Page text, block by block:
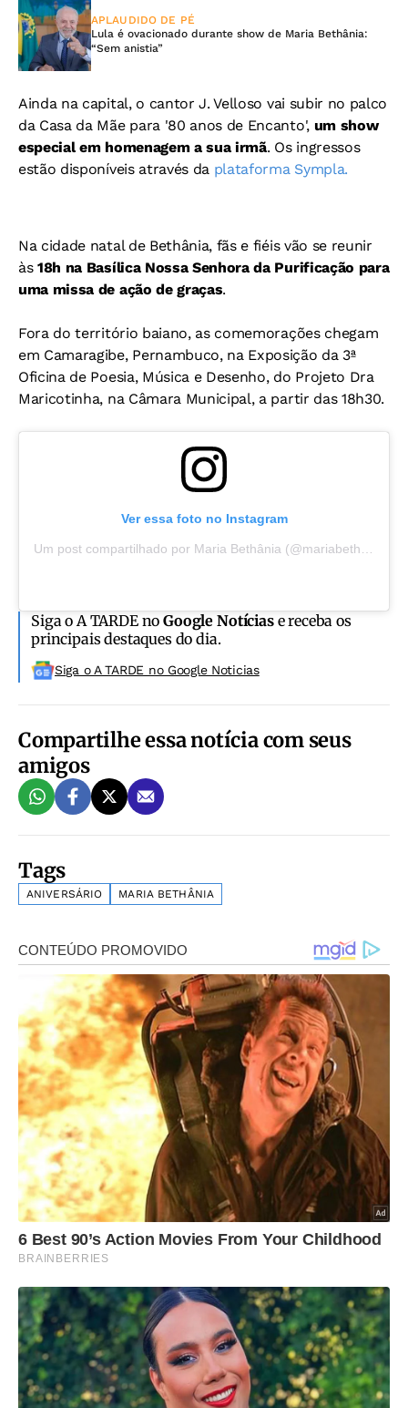
APLAUDIDO DE PÉ
Lula é ovacionado durante show de Maria Bethânia:
“Sem anistia”
Ainda na capital, o cantor J. Velloso vai subir no palco
da Casa da Mãe para '80 anos de Encanto', um show
especial em homenagem a sua irmã. Os ingressos
estão disponíveis através da plataforma Sympla.
Na cidade natal de Bethânia, fãs e fiéis vão se reunir
às18h na Basílica Nossa Senhora da Purificação para
uma missa de ação de graças.
Fora do território baiano, as comemorações chegam
em Camaragibe, Pernambuco, na Exposição da 3ª
Oficina de Poesia, Música e Desenho, do Projeto Dra
Maricotinha, na Câmara Municipal, a partir das 18h30.
Ver essa foto no Instagram
Siga o A TARDE noGoogle Notíciase receba os
principais destaques do dia.
Siga o A TARDE no Google Noticias
Compartilhe essa notícia com seus
amigos
Tags
ANIVERSÁRIO MARIA BETHÂNIA